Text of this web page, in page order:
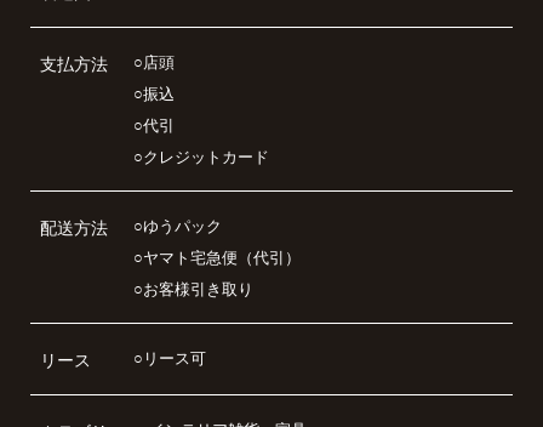
支払方法
○店頭
○振込
○代引
○クレジットカード
配送方法
○ゆうパック
○ヤマト宅急便（代引）
○お客様引き取り
リース ○リース可